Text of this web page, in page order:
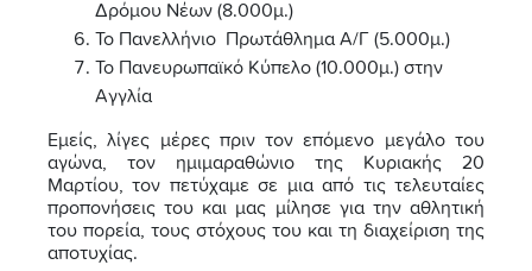
Δρόμου Νέων (8.000μ.)
Το Πανελλήνιο Πρωτάθλημα Α/Γ (5.000μ.)
Το Πανευρωπαϊκό Κύπελο (10.000μ.) στην
Αγγλία
Εμείς, λίγες μέρες πριν τον επόμενο μεγάλο του
αγώνα, τον ημιμαραθώνιο της Κυριακής 20
Μαρτίου, τον πετύχαμε σε μια από τις τελευταίες
προπονήσεις του και μας μίλησε για την αθλητική
του πορεία, τους στόχους του και τη διαχείριση της
αποτυχίας.